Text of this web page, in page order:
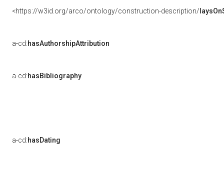
<https://w3id.org/arco/ontology/construction-description/
a-cd:hasAuthorshipAttribution
a-cd:hasBibliography
a-cd:hasDating